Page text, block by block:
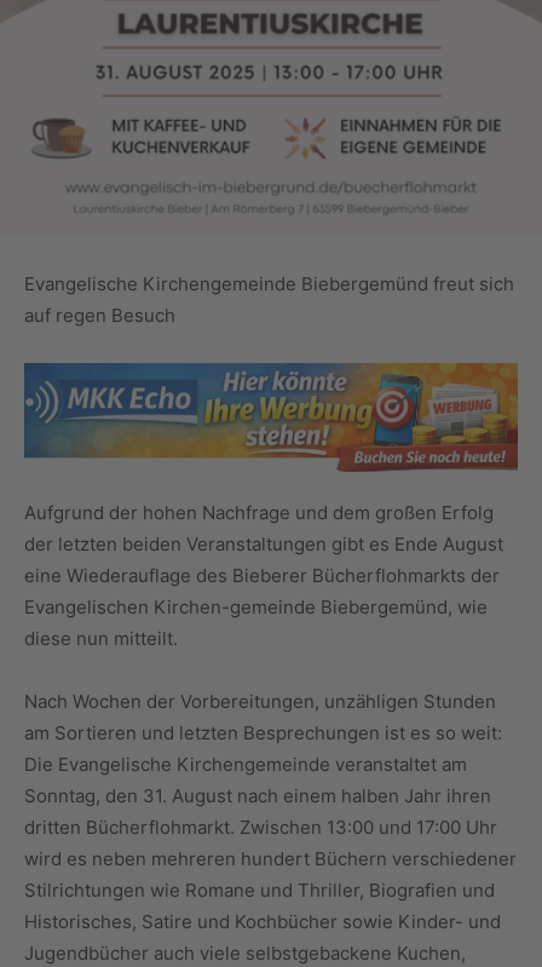
Evangelische Kirchengemeinde Biebergemünd freut sich
auf regen Besuch
Aufgrund der hohen Nachfrage und dem großen Erfolg
der letzten beiden Veranstaltungen gibt es Ende August
eine Wiederauflage des Bieberer Bücherflohmarkts der
Evangelischen Kirchen-gemeinde Biebergemünd, wie
diese nun mitteilt.
Nach Wochen der Vorbereitungen, unzähligen Stunden
am Sortieren und letzten Besprechungen ist es so weit:
Die Evangelische Kirchengemeinde veranstaltet am
Sonntag, den 31. August nach einem halben Jahr ihren
dritten Bücherflohmarkt. Zwischen 13:00 und 17:00 Uhr
wird es neben mehreren hundert Büchern verschiedener
Stilrichtungen wie Romane und Thriller, Biografien und
Historisches, Satire und Kochbücher sowie Kinder- und
Jugendbücher auch viele selbstgebackene Kuchen,